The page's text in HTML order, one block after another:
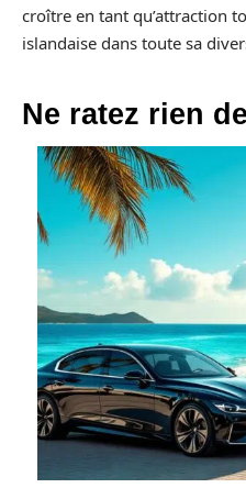
croître en tant qu’attraction
islandaise dans toute sa
Ne ratez rien